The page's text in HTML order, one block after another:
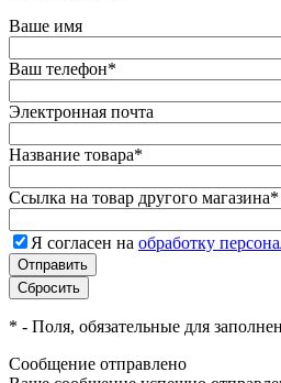
Ваше имя
Ваш телефон*
Электронная почта
Название товара*
Ссылка на товар другого магазина*
Я согласен на обработку
* - Поля, обязательные для
Сообщение отправлено